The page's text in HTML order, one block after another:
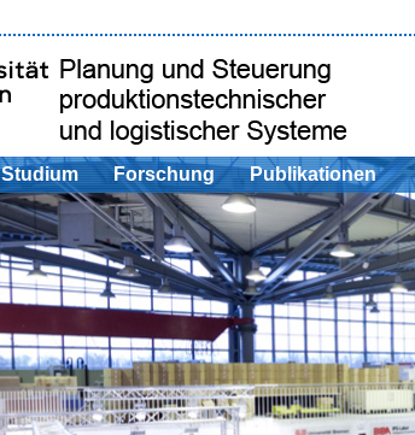
Studium Forschung Publikationen